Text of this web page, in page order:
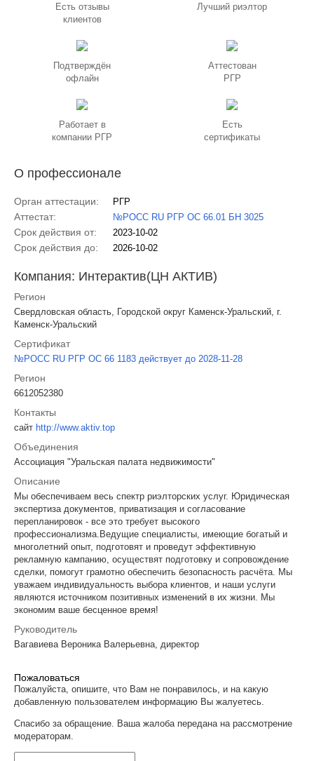
Есть отзывы
клиентов
Лучший риэлтор
Подтверждён
офлайн
Аттестован
РГР
Работает в
компании РГР
Есть
сертификаты
О профессионале
Орган аттестации: РГР
Аттестат: №РОСС RU РГР ОС 66.01 БН 3025
Срок действия от: 2023-10-02
Срок действия до: 2026-10-02
Компания: Интерактив(ЦН АКТИВ)
Регион
Свердловская область, Городской округ Каменск-Уральский, г.
Каменск-Уральский
Сертификат
№РОСС RU РГР ОС 66 1183 действует до 2028-11-28
Регион
6612052380
Контакты
сайт http://www.aktiv.top
Объединения
Ассоциация "Уральская палата недвижимости"
Описание
Мы обеспечиваем весь спектр риэлторских услуг. Юридическая
экспертиза документов, приватизация и согласование
перепланировок - все это требует высокого
профессионализма.Ведущие специалисты, имеющие богатый и
многолетний опыт, подготовят и проведут эффективную
рекламную кампанию, осуществят подготовку и сопровождение
сделки, помогут грамотно обеспечить безопасность расчёта. Мы
уважаем индивидуальность выбора клиентов, и наши услуги
являются источником позитивных изменений в их жизни. Мы
экономим ваше бесценное время!
Руководитель
Вагавиева Вероника Валерьевна, директор
Пожаловаться
Пожалуйста, опишите, что Вам не понравилось, и на какую
добавленную пользователем информацию Вы жалуетесь.
Спасибо за обращение. Ваша жалоба передана на рассмотрение
модераторам.